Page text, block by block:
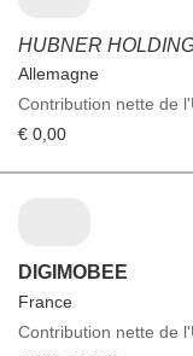
HUBNER
Allemagne
Contribution nette de
€ 0,00
DIGIMOBEE
France
Contribution nette de